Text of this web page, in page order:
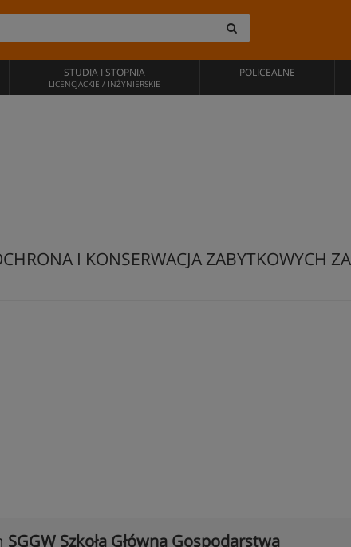
STUDIA I STOPNIA
LICENCJACKIE / INŻYNIERSKIE
POLICEALNE
I KONSERWACJA ZABYTKOWYCH
SGGW Szkoła Główna Gospodarstwa